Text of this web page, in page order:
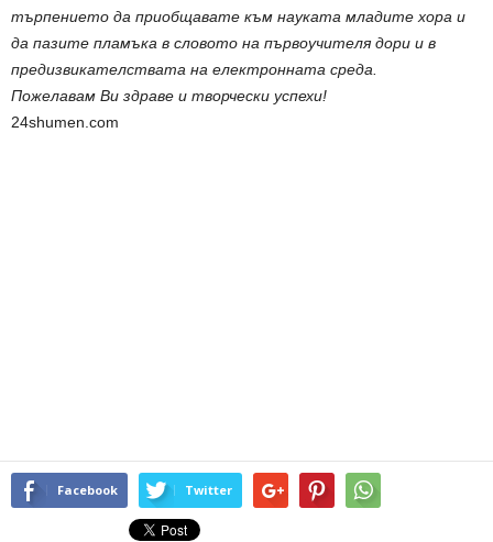
търпението да приобщавате към науката младите хора и
да пазите пламъка в словото на първоучителя дори и в
предизвикателствата на електронната среда.
Пожелавам Ви здраве и творчески успехи!
24shumen.com
Facebook Twitter